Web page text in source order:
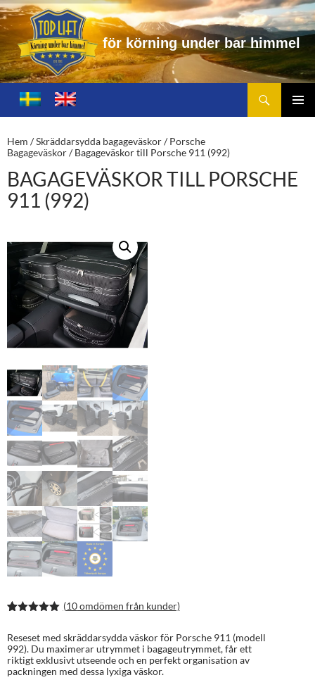
örning under bar himme
Toplift.se – för körning under bar himmel
HOPPA
TILL
Hem /Skräddarsydda bagageväskor/Porsche
Bagageväskor/ Bagageväskor till Porsche 911 (992)
BAGAGEVÄSKOR TILL PORSCHE
911 (992)
baserat på
kundrecens
ioner
(10omdömen från kunder)
Reseset med skräddarsydda väskor för Porsche 911 (modell
992). Du maximerar utrymmet i bagageutrymmet, får ett
riktigt exklusivt utseende och en perfekt organisation av
packningen med dessa lyxiga väskor.